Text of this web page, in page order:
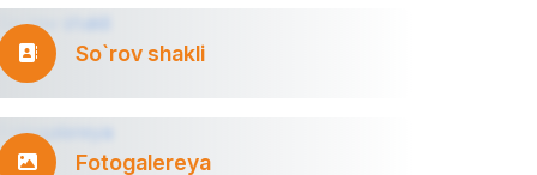
So`rov shakli
Fotogalereya